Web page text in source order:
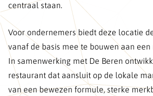
centraal staan.
Voor ondernemers biedt deze locatie
vanaf de basis mee te bouwen aan
In samenwerking met De Beren
restaurant dat aansluit op de lokale
van een bewezen formule, sterke